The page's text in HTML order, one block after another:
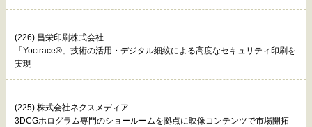
(226) 昌栄印刷株式会社
「Yoctrace®」技術の活用・デジタル細紋による高度なセキュリティ印刷を
実現
(225) 株式会社ネクスメディア
3DCGホログラム専門のショールームを拠点に映像コンテンツで市場開拓